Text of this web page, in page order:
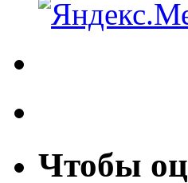
Чтобы